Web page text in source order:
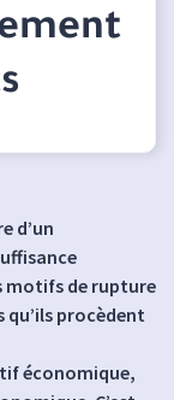
d’un
motifs de rupture
qu’ils procèdent
économique,